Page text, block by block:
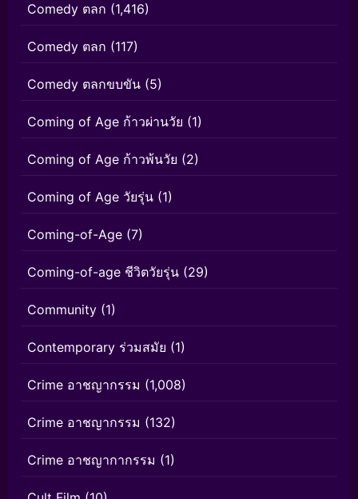
Comedy ตลก (1,416)
Comedy ตลก (117)
Comedy ตลกขบขัน (5)
Coming of Age ก้าวผ่านวัย (1)
Coming of Age ก้าวพ้นวัย (2)
Coming of Age วัยรุ่น (1)
Coming-of-Age (7)
Coming-of-age ชีวิตวัยรุ่น (29)
Community (1)
Contemporary ร่วมสมัย (1)
Crime อาชญากรรม (1,008)
Crime อาชญากรรม (132)
Crime อาชญากากรรม (1)